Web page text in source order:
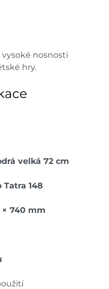
nosnosti
hry.
velká 72 cm
148
× 740 mm